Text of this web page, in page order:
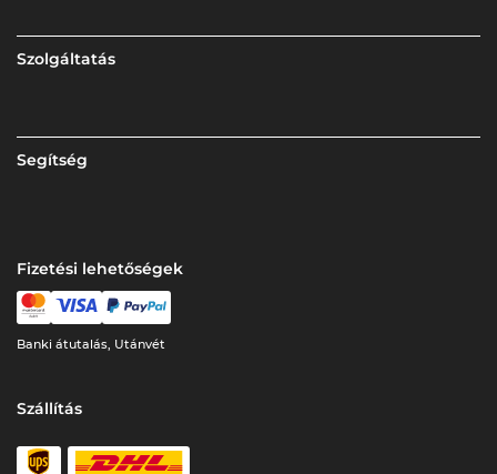
Szolgáltatás
Segítség
Fizetési lehetőségek
Banki átutalás, Utánvét
Szállítás